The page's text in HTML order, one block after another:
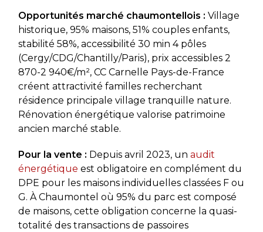
Opportunités marché chaumontellois : Village
historique, 95% maisons, 51% couples enfants,
stabilité 58%, accessibilité 30 min 4 pôles
(Cergy/CDG/Chantilly/Paris), prix accessibles 2
870-2 940€/m², CC Carnelle Pays-de-France
créent attractivité familles recherchant
résidence principale village tranquille nature.
Rénovation énergétique valorise patrimoine
ancien marché stable.
Pour la vente : Depuis avril 2023, un audit
énergétique est obligatoire en complément du
DPE pour les maisons individuelles classées F ou
G. À Chaumontel où 95% du parc est composé
de maisons, cette obligation concerne la quasi-
totalité des transactions de passoires